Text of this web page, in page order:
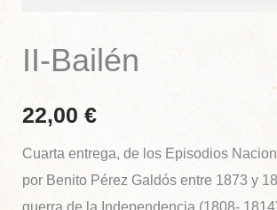
II-Bailén
22,00 €
Cuarta entrega, de los Episodios
por Benito Pérez Galdós entre 1873 y
guerra de la Independencia (1808-